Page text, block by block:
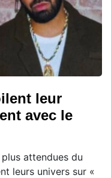
leur
avec le
plus attendues du
leurs univers sur «